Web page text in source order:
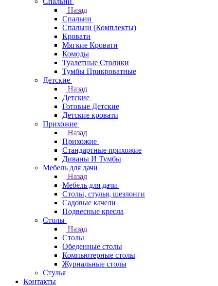
Назад
Спальни
Спальни (Комплекты)
Кровати
Мягкие Кровати
Комоды
Туалетные Столики
Тумбы Прикроватные
Детские
Назад
Детские
Готовые Детские
Детские кровати
Прихожие
Назад
Прихожие
Стандартные прихожие
Диваны И Тумбы
Мебель для дачи
Назад
Мебель для дачи
Столы, стулья, шезлонги
Садовые качели
Подвесные кресла
Столы
Назад
Столы
Обеденные столы
Компьютерные столы
Журнальные столы
Стулья
Контакты